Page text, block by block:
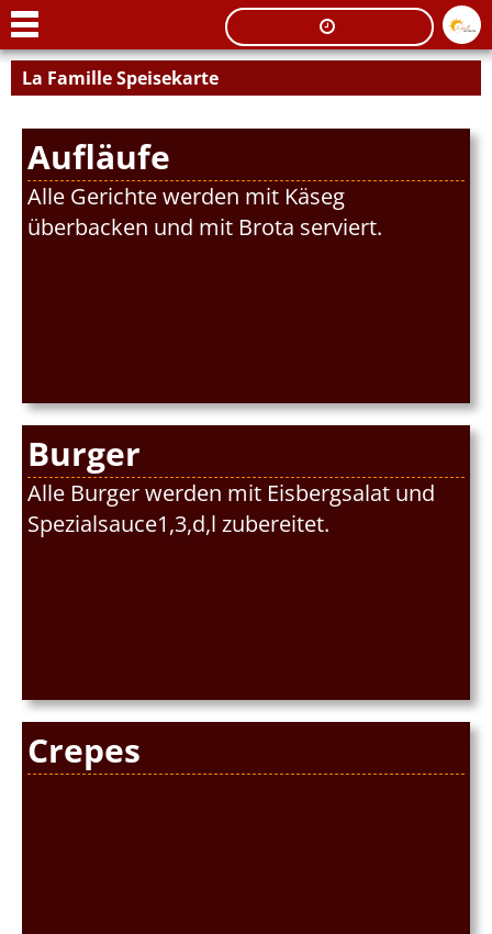
La Famille Speisekarte
Aufläufe
Alle Gerichte werden mit Käseg
überbacken und mit Brota serviert.
Burger
Alle Burger werden mit Eisbergsalat und
Spezialsauce1,3,d,l zubereitet.
Crepes